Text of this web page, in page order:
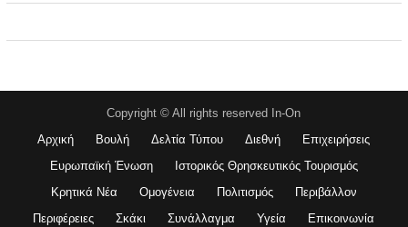
Copyright © All rights reserved In-On
Αρχική
Βουλή Δελτία Τύπου Διεθνή
Επιχειρήσεις
Ευρωπαϊκή Ένωση
Ιστορικός Θρησκευτικός Τουρισμός
Κρητικά Νέα
Ομογένεια Πολιτισμός
Περιβάλλον
Περιφέρειες
Σκάκι Συνάλλαγμα Υγεία Επικοινωνία